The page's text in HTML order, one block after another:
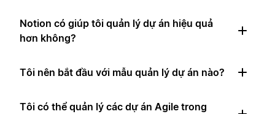
Notion có giúp tôi quản lý dự án hiệu quả
hơn không?
Tôi nên bắt đầu với mẫu quản lý dự án nào?
Tôi có thể quản lý các dự án Agile trong